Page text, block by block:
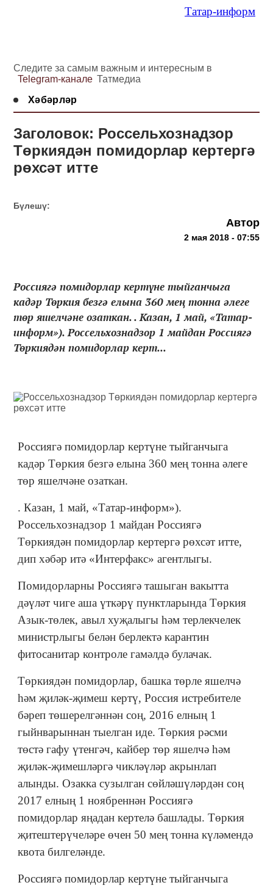
Татар-информ
Следите за самым важным и интересным в
Telegram-канале Татмедиа
Хәбәрләр
Заголовок: Россельхознадзор
Төркиядән помидорлар кертергә
рөхсәт итте
Бүлешү:
Автор
2 мая 2018 - 07:55
Россиягә помидорлар кертүне тыйганчыга
кадәр Төркия безгә елына 360 мең тонна әлеге
төр яшелчәне озаткан. . Казан, 1 май, «Татар-
информ»). Россельхознадзор 1 майдан Россиягә
Төркиядән помидорлар керт...
Россиягә помидорлар кертүне тыйганчыга
кадәр Төркия безгә елына 360 мең тонна әлеге
төр яшелчәне озаткан.
. Казан, 1 май, «Татар-информ»).
Россельхознадзор 1 майдан Россиягә
Төркиядән помидорлар кертергә рөхсәт итте,
дип хәбәр итә «Интерфакс» агентлыгы.
Помидорларны Россиягә ташыган вакытта
дәүләт чиге аша үткәрү пунктларында Төркия
Азык-төлек, авыл хуҗалыгы һәм терлекчелек
министрлыгы белән берлектә карантин
фитосанитар контроле гамәлдә булачак.
Төркиядән помидорлар, башка төрле яшелчә
һәм җиләк-җимеш кертү, Россия истребителе
бәреп төшерелгәннән соң, 2016 елның 1
гыйнварыннан тыелган иде. Төркия рәсми
төстә гафу үтенгәч, кайбер төр яшелчә һәм
җиләк-җимешләргә чикләүләр акрынлап
алынды. Озакка сузылган сөйләшүләрдән соң
2017 елның 1 ноябреннән Россиягә
помидорлар яңадан кертелә башлады. Төркия
җитештерүчеләре өчен 50 мең тонна күләмендә
квота билгеләнде.
Россиягә помидорлар кертүне тыйганчыга